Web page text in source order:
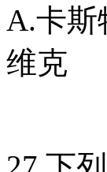
A.卡
维克